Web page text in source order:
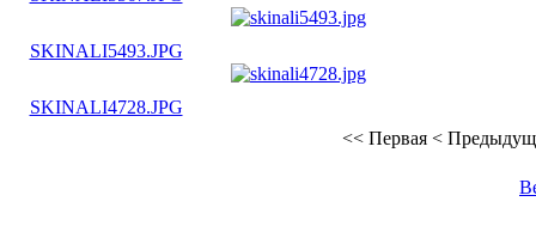
SKINALI5493.JPG
SKINALI4728.JPG
<< Первая <